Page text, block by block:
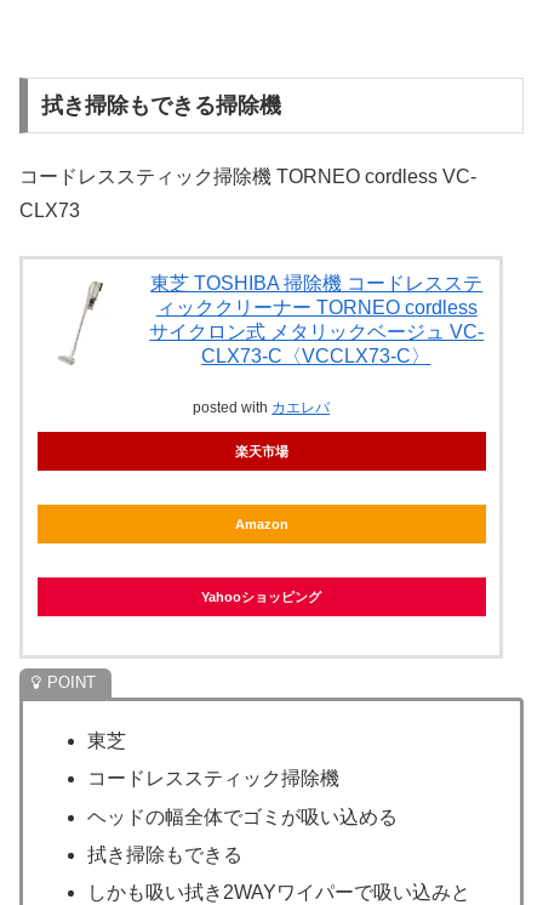
拭き掃除もできる掃除機
コードレススティック掃除機 TORNEO cordless VC-
CLX73
東芝 TOSHIBA 掃除機 コードレスステ
ィッククリーナー TORNEO cordless
サイクロン式 メタリックベージュ VC-
CLX73-C〈VCCLX73-C〉
posted with カエレバ
楽天市場
Amazon
Yahooショッピング
東芝
コードレススティック掃除機
ヘッドの幅全体でゴミが吸い込める
拭き掃除もできる
しかも吸い拭き2WAYワイパーで吸い込みと